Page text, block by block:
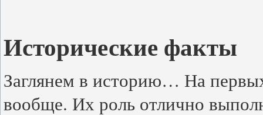
Исторические факты
Заглянем в историю… На
вообще. Их роль отлично